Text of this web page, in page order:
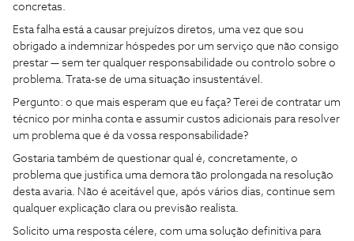
concretas.
Esta falha está a causar prejuízos diretos, uma vez que sou
obrigado a indemnizar hóspedes por um serviço que não consigo
prestar — sem ter qualquer responsabilidade ou controlo sobre o
problema. Trata-se de uma situação insustentável.
Pergunto: o que mais esperam que eu faça? Terei de contratar um
técnico por minha conta e assumir custos adicionais para resolver
um problema que é da vossa responsabilidade?
Gostaria também de questionar qual é, concretamente, o
problema que justifica uma demora tão prolongada na resolução
desta avaria. Não é aceitável que, após vários dias, continue sem
qualquer explicação clara ou previsão realista.
Solicito uma resposta célere, com uma solução definitiva para